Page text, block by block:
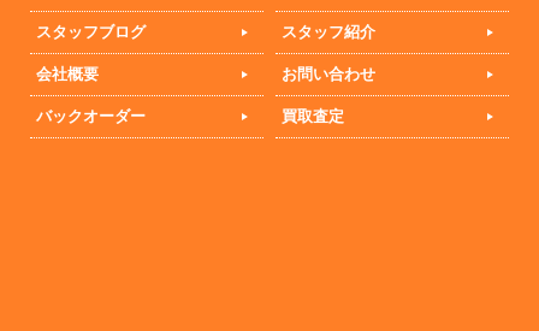
スタッフブログ スタッフ紹介
会社概要 お問い合わせ
バックオーダー 買取査定